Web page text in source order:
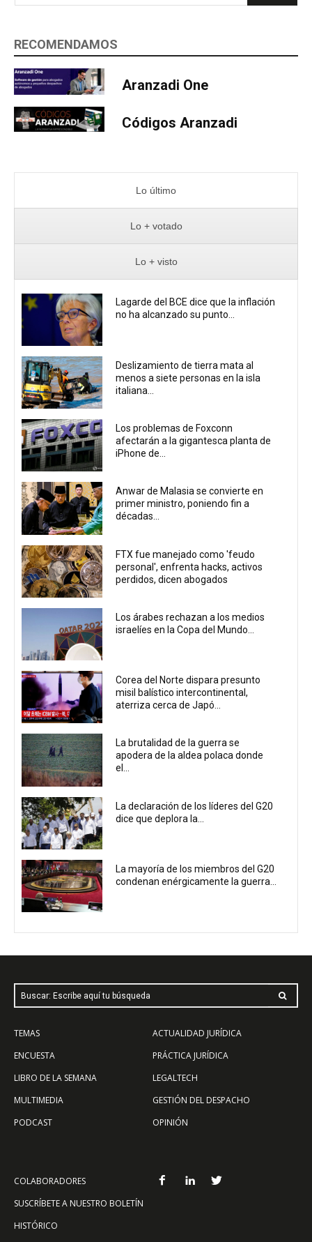
RECOMENDAMOS
Aranzadi One
Códigos Aranzadi
Lo último
Lo + votado
Lo + visto
Lagarde del BCE dice que la inflación
no ha alcanzado su punto...
Deslizamiento de tierra mata al
menos a siete personas en la isla
italiana...
Los problemas de Foxconn
afectarán a la gigantesca planta de
iPhone de...
Anwar de Malasia se convierte en
primer ministro, poniendo fin a
décadas...
FTX fue manejado como 'feudo
personal', enfrenta hacks, activos
perdidos, dicen abogados
Los árabes rechazan a los medios
israelíes en la Copa del Mundo...
Corea del Norte dispara presunto
misil balístico intercontinental,
aterriza cerca de Japó...
La brutalidad de la guerra se
apodera de la aldea polaca donde
el...
La declaración de los líderes del G20
dice que deplora la...
La mayoría de los miembros del G20
condenan enérgicamente la guerra...
Buscar: Escribe aquí tu búsqueda
TEMAS
ENCUESTA
LIBRO DE LA SEMANA
MULTIMEDIA
PODCAST
ACTUALIDAD JURÍDICA
PRÁCTICA JURÍDICA
LEGALTECH
GESTIÓN DEL DESPACHO
OPINIÓN
COLABORADORES
SUSCRÍBETE A NUESTRO BOLETÍN
HISTÓRICO